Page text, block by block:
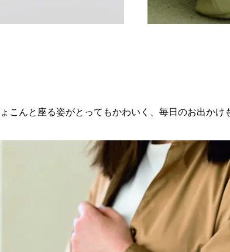
んと座る姿がとってもかわいく、毎日のお出かけ